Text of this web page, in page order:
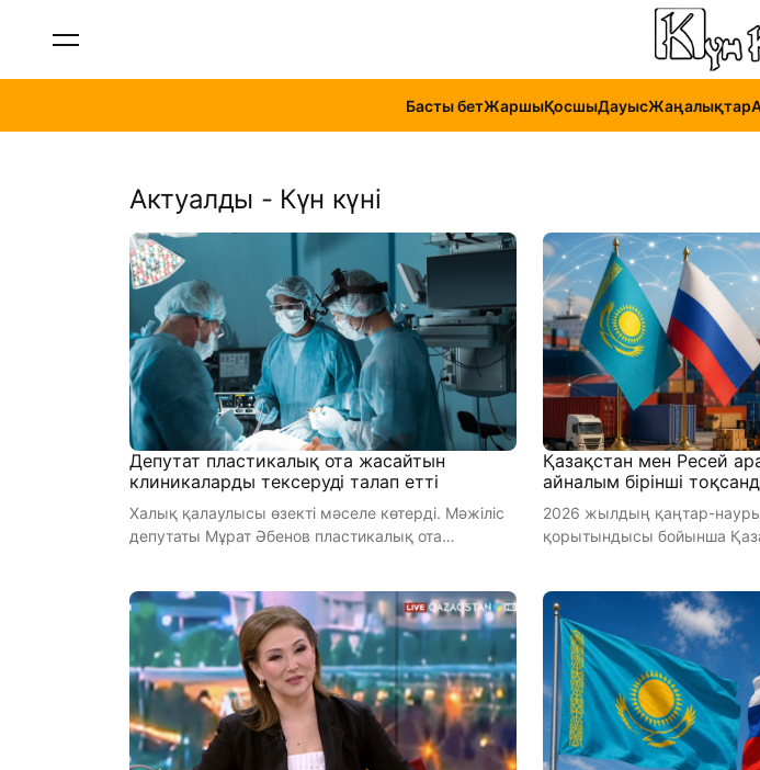
Басты бетЖаршыҚосшыДауысЖаңалықтар
Актуалды - Күн күні
Депутат пластикалық ота жасайтын
клиникаларды тексеруді талап етті
Халық қалаулысы өзекті мәселе көтерді. Мәжіліс
депутаты Мұрат Әбенов пластикалық ота
Қазақстан мен Ресей
айналым бірінші
2026 жылдың қаңтар-
қорытындысы бойынша